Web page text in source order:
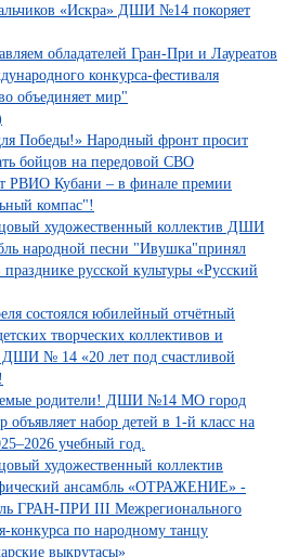
«Искра» ДШИ №14 покоряет
обладателей Гран-При и Лауреатов
конкурса-фестиваля
объединяет мир"
Победы!» Народный фронт просит
бойцов на передовой СВО
РВИО Кубани – в финале премии
компас"!
художественный коллектив ДШИ
народной песни "Ивушка"принял
празднике русской культуры «Русский
состоялся юбилейный отчётный
творческих коллективов и
ДШИ № 14 «20 лет под счастливой
родители! ДШИ №14 МО город
объявляет набор детей в 1-й класс на
учебный год.
художественный коллектив
ансамбль «ОТРАЖЕНИЕ» -
ГРАН-ПРИ III Межрегионального
конкурса по народному танцу
выкрутасы»